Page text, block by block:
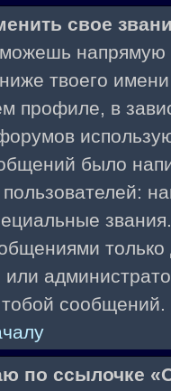
свое
напрямую
твоего
профиле, в
было
только
сообщений.
по ссылочке